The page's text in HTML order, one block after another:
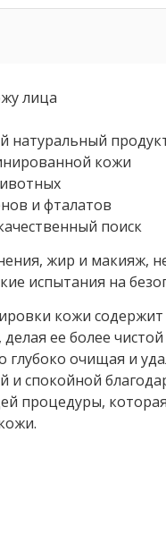
лица
кожи
и фталатов
поиск
жир и макияж,
испытания на
кожи
ее более
очищая и
и спокойной
процедуры,